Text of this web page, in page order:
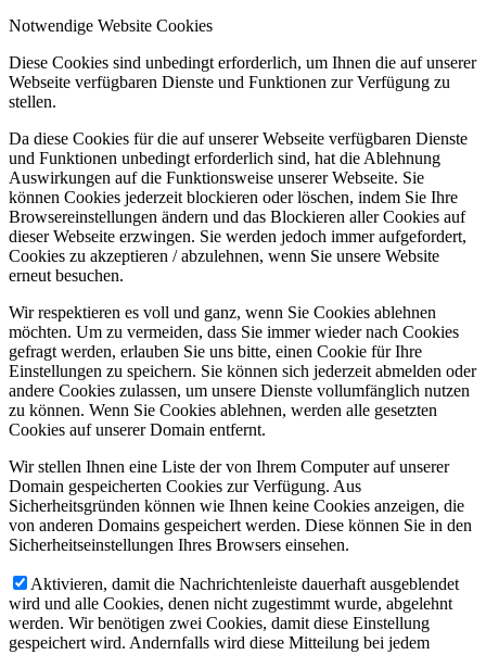
Notwendige Website Cookies
Diese Cookies sind unbedingt erforderlich, um Ihnen die auf unserer
Webseite verfügbaren Dienste und Funktionen zur Verfügung zu
stellen.
Da diese Cookies für die auf unserer Webseite verfügbaren Dienste
und Funktionen unbedingt erforderlich sind, hat die Ablehnung
Auswirkungen auf die Funktionsweise unserer Webseite. Sie
können Cookies jederzeit blockieren oder löschen, indem Sie Ihre
Browsereinstellungen ändern und das Blockieren aller Cookies auf
dieser Webseite erzwingen. Sie werden jedoch immer aufgefordert,
Cookies zu akzeptieren / abzulehnen, wenn Sie unsere Website
erneut besuchen.
Wir respektieren es voll und ganz, wenn Sie Cookies ablehnen
möchten. Um zu vermeiden, dass Sie immer wieder nach Cookies
gefragt werden, erlauben Sie uns bitte, einen Cookie für Ihre
Einstellungen zu speichern. Sie können sich jederzeit abmelden oder
andere Cookies zulassen, um unsere Dienste vollumfänglich nutzen
zu können. Wenn Sie Cookies ablehnen, werden alle gesetzten
Cookies auf unserer Domain entfernt.
Wir stellen Ihnen eine Liste der von Ihrem Computer auf unserer
Domain gespeicherten Cookies zur Verfügung. Aus
Sicherheitsgründen können wie Ihnen keine Cookies anzeigen, die
von anderen Domains gespeichert werden. Diese können Sie in den
Sicherheitseinstellungen Ihres Browsers einsehen.
Aktivieren, damit die Nachrichtenleiste dauerhaft ausgeblendet
wird und alle Cookies, denen nicht zugestimmt wurde, abgelehnt
werden. Wir benötigen zwei Cookies, damit diese Einstellung
gespeichert wird. Andernfalls wird diese Mitteilung bei jedem